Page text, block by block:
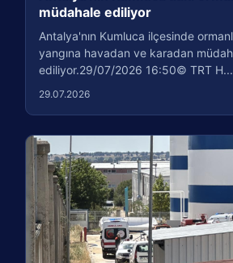
müdahale ediliyor
Antalya'nın Kumluca ilçesinde
yangına havadan ve karadan
ediliyor.29/07/2026 16:50© TRT H...
29.07.2026